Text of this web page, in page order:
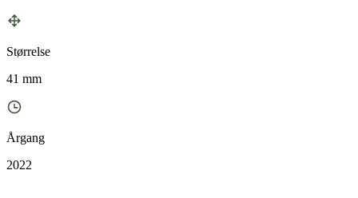
Størrelse
41 mm
Årgang
2022